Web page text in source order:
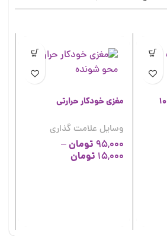
گچ خیاطی کوک بسته 10
مغزی خودکار حرارتی
وسایل علامت گذاری
95,000 تومان–
15,000 تومان